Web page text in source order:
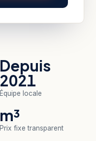
Depuis
2021
Équipe locale
m³
Prix fixe transparent